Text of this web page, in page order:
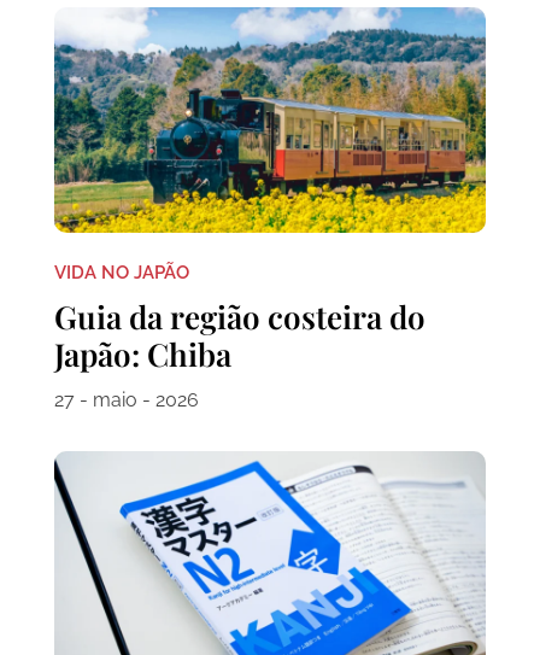
VIDA NO JAPÃO
Guia da região costeira do
Japão: Chiba
27 - maio - 2026